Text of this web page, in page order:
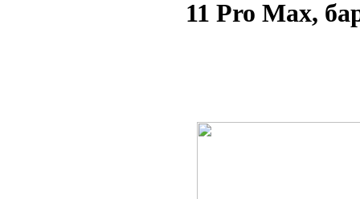
11 Pro Max,